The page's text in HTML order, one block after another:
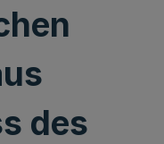
des